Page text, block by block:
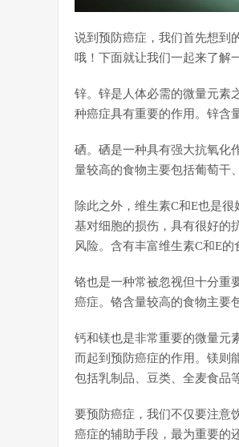
说到预防癌症，我们首先想到
哦！下面就让我们一起来了解
锌。锌是人体必需的微量元素
种癌症具有重要的作用。锌含
硒。硒是一种具有强大抗氧化
量较高的食物主要包括葡萄干
除此之外，维生素C和E也是
基对细胞的损伤，具有很好的
风险。含有丰富维生素C和E
铬也是一种常被忽视但十分重
癌症。铬含量较高的食物主要
钙和镁也是非常重要的微量元
而起到预防癌症的作用。镁则
包括乳制品、豆类、全麦食品
要预防癌症，我们不仅要注意
癌症的辅助手段，最为重要的